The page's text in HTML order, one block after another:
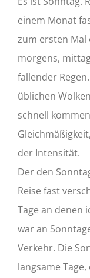
einem Monat
zum ersten Mal
morgens,
fallender
üblichen
schnell
der Intensität.
Der den
Reise fast
Tage an denen
war an
Verkehr. Die
langsame